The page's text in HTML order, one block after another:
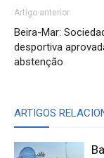
Artigo anterior
Beira-Mar:
desportiva
abstenção
ARTIGOS